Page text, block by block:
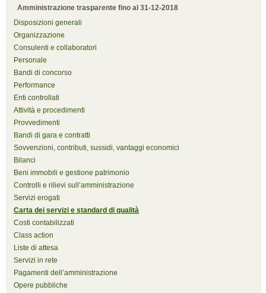
Amministrazione trasparente fino al 31-12-2018
Disposizioni generali
Organizzazione
Consulenti e collaboratori
Personale
Bandi di concorso
Performance
Enti controllati
Attività e procedimenti
Provvedimenti
Bandi di gara e contratti
Sovvenzioni, contributi, sussidi, vantaggi economici
Bilanci
Beni immobili e gestione patrimonio
Controlli e rilievi sull’amministrazione
Servizi erogati
Carta dei servizi e standard di qualità
Costi contabilizzati
Class action
Liste di attesa
Servizi in rete
Pagamenti dell’amministrazione
Opere pubbliche